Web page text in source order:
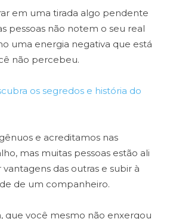
em uma tirada algo pendente
pessoas não notem o seu real
uma energia negativa que está
não percebeu.
os segredos e história do
e acreditamos nas
mas muitas pessoas estão ali
das outras e subir à
de um companheiro.
que você mesmo não enxergou